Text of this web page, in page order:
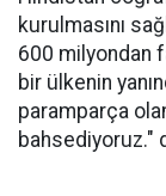
kurulmasını
600 milyondan
bir ülkenin
paramparça
bahsediyoruz."